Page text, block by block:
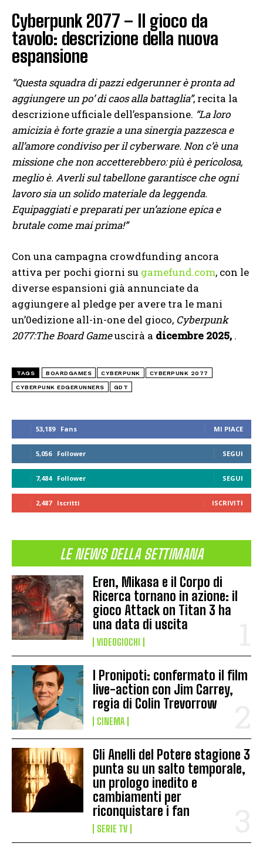
53,189 Fans MI PIACE
5,056 Follower SEGUI
7,484 Follower SEGUI
2,487 Iscritti ISCRIVITI
LE NEWS DELLA SETTIMANA
Eren, Mikasa e il Corpo di
Ricerca tornano in azione: il
gioco Attack on Titan 3 ha
una data di uscita
VIDEOGIOCHI
I Pronipoti: confermato il film
live-action con Jim Carrey,
regia di Colin Trevorrow
CINEMA
Gli Anelli del Potere stagione 3
punta su un salto temporale,
un prologo inedito e
cambiamenti per
riconquistare i fan
SERIE TV
Cyberpunk 2077 – Il gioco da
tavolo: descrizione della nuova
espansione
“Questa squadra di pazzi edgerunner è pronta ad
aggiungere un po’ di caos alla battaglia”, recita la
descrizione ufficiale dell’espansione. “La loro
amicizia è forte grazie a una sinergia pazzesca e
all’amore condiviso per il cyberware. Non c’è una
missione che non accetterebbero: più è pericolosa,
meglio è. Averli sul tabellone garantisce che ogni
lavoro sia un solido materiale da leggenda.
Equipaggiati e preparati per un’azione epica e
brutale come mai prima!”
Con una campagna crowdfunding ancora
attiva per pochi giorni su gamefund.com, con le
diverse espansioni già annunciate da
aggiungere al pledge per avere tra le mani
un’0edizione all-in-one del gioco, Cyberpunk
2077:The Board Gameuscirà a dicembre 2025, .
TAGS BOARDGAMES CYBERPUNK CYBERPUNK 2077
CYBERPUNK EDGERUNNERS GDT